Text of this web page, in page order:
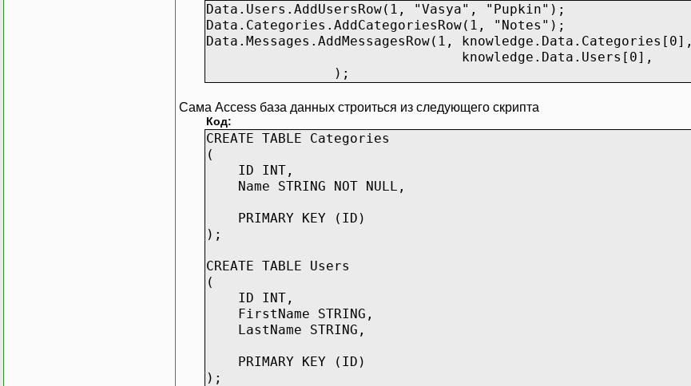
Data.Users.AddUsersRow(1, "Vasya", "Pupkin");
Data.Categories.AddCategoriesRow(1, "Notes");
Data.Messages.AddMessagesRow(1, knowledge.Data.Categories[0],
knowledge.Data.Users[0],
);
Сама Access база данных строиться из следующего скрипта
Код:
CREATE TABLE Categories
(
ID INT,
Name STRING NOT NULL,
PRIMARY KEY (ID)
);
CREATE TABLE Users
(
ID INT,
FirstName STRING,
LastName STRING,
PRIMARY KEY (ID)
);